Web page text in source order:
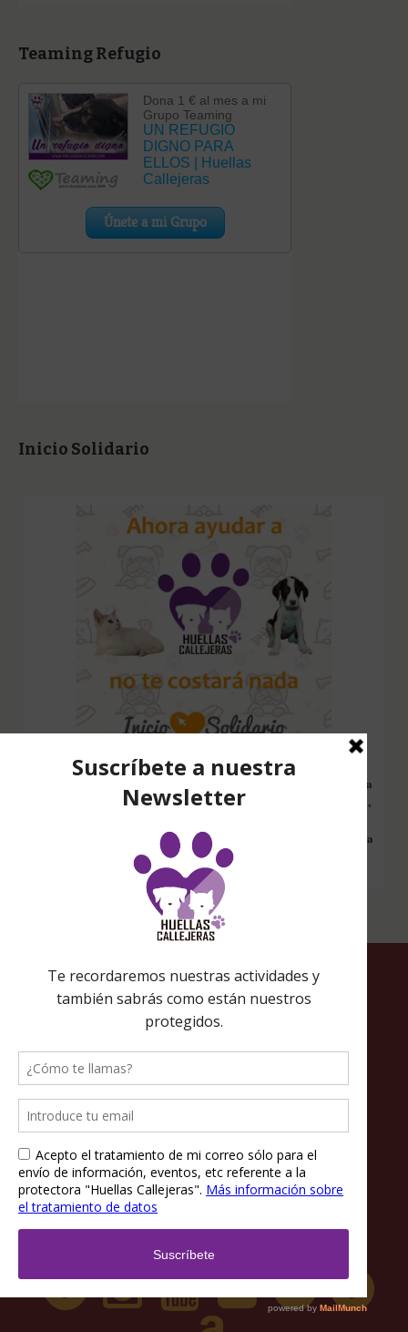
Teaming Refugio
Inicio Solidario
Configura nuestro Inicio Solidario en todos tus dispositivos y cada
vez que entres a hacer una búsqueda en internet desde esa página,
Amazon desde ahí, tu compra será solidaria sin ningún coste extra
para ti.
Política de privacidad